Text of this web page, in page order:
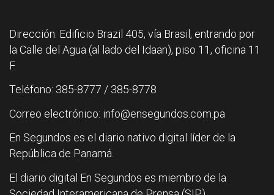
Dirección: Edificio Brazil 405, vía Brasil, entrando por
la Calle del Agua (al lado del Idaan), piso 11, oficina 11
F.
Teléfono: 385-8777 / 385-8778
Correo electrónico: info@ensegundos.com.pa
En Segundos es el diario nativo digital líder de la
República de Panamá.
El diario digital En Segundos es miembro de la